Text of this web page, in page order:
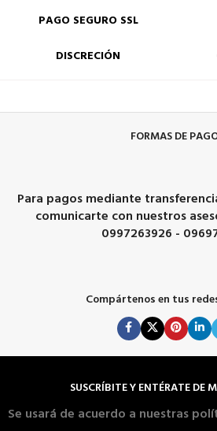
PAGO SEGURO SSL
DISCRECIÓN
FORMAS DE
Para pagos mediante
comunicarte con nuestros
0997263926 -
Compártenos en tus
SUSCRÍBITE Y ENTÉRATE DE
Se usará de acuerdo a nuestras